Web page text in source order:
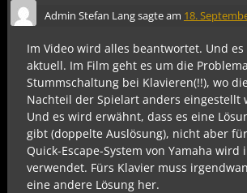
Admin Stefan Langsagte am 18.
Im Video wird alles beantwortet. Und
aktuell. Im Film geht es um die
Stummschaltung bei Klavieren(!!), wo
Nachteil der Spielart anders eingestellt
Und es wird erwähnt, dass es eine
gibt (doppelte Auslösung), nicht aber
Quick-Escape-System von Yamaha wird
verwendet. Fürs Klavier muss
eine andere Lösung her.